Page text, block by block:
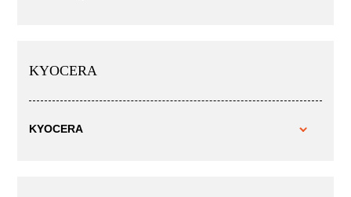
KYOCERA
KYOCERA